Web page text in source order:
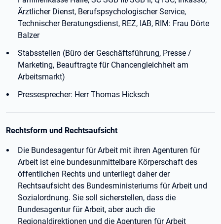
Ärztlicher Dienst, Berufspsychologischer Service,
Technischer Beratungsdienst, REZ, IAB, RIM: Frau Dörte
Balzer
Stabsstellen (Büro der Geschäftsführung, Presse /
Marketing, Beauftragte für Chancengleichheit am
Arbeitsmarkt)
Pressesprecher: Herr Thomas Hicksch
Rechtsform und Rechtsaufsicht
Die Bundesagentur für Arbeit mit ihren Agenturen für
Arbeit ist eine bundesunmittelbare Körperschaft des
öffentlichen Rechts und unterliegt daher der
Rechtsaufsicht des Bundesministeriums für Arbeit und
Sozialordnung. Sie soll sicherstellen, dass die
Bundesagentur für Arbeit, aber auch die
Regionaldirektionen und die Agenturen für Arbeit